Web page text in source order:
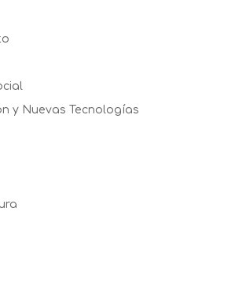
y Nuevas Tecnologías